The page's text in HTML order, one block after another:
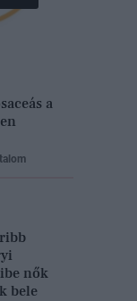
a
nők
bele